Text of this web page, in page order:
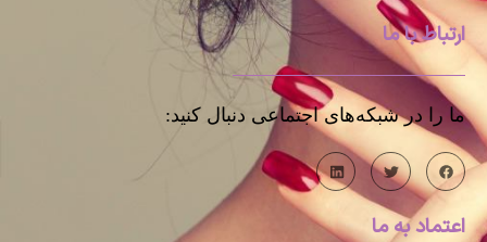
ارتباط با ما
ما را در شبکه‌های اجتماعی دنبال کنید:
اعتماد به ما